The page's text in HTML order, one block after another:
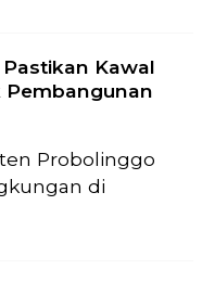
Kawal
Pembangunan
Probolinggo
di